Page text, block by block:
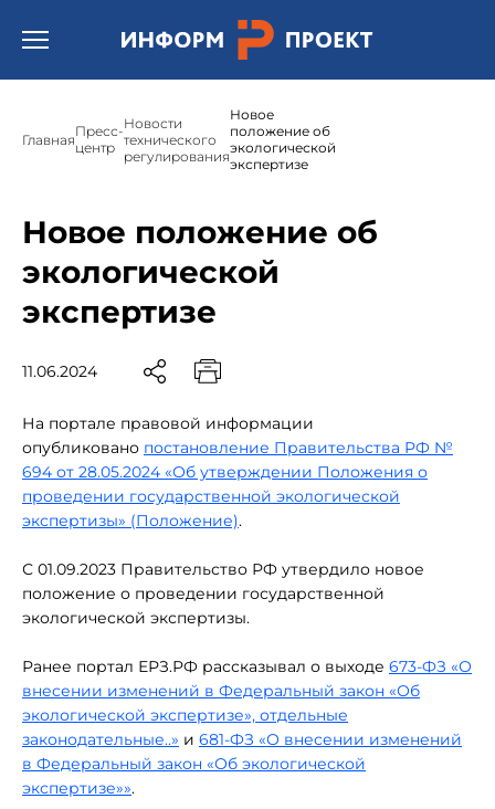
Открыть бургер меню.
ГлавнаяПресс-
центр
Новости
технического
регулирования
Новое
положение об
экологической
экспертизе
Новое положение об
экологической
экспертизе
11.06.2024
На портале правовой информации
опубликовано постановление Правительства РФ №
694 от 28.05.2024 «Об утверждении Положения о
проведении государственной экологической
экспертизы» (Положение).
С 01.09.2023 Правительство РФ утвердило новое
положение о проведении государственной
экологической экспертизы.
Ранее портал ЕРЗ.РФ рассказывал о выходе 673-ФЗ «О
внесении изменений в Федеральный закон «Об
экологической экспертизе», отдельные
законодательные..» и 681-ФЗ «О внесении изменений
в Федеральный закон «Об экологической
экспертизе»».